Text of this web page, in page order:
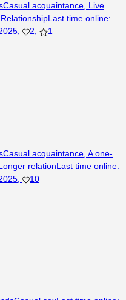
Casual acquaintance, Live
RelationshipLast time online:
, 2, 1
Casual acquaintance A one-
relationLast time online:
10